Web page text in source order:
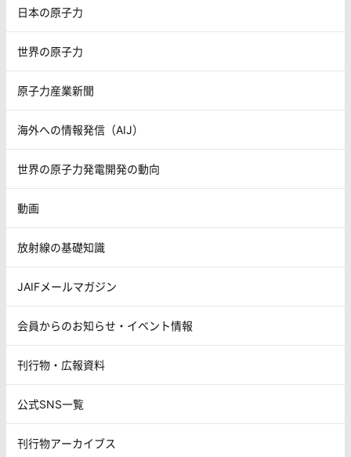
日本の原子力
世界の原子力
原子力産業新聞
海外への情報発信（AIJ）
世界の原子力発電開発の動向
動画
放射線の基礎知識
JAIFメールマガジン
会員からのお知らせ・イベント情報
刊行物・広報資料
公式SNS一覧
刊行物アーカイブス